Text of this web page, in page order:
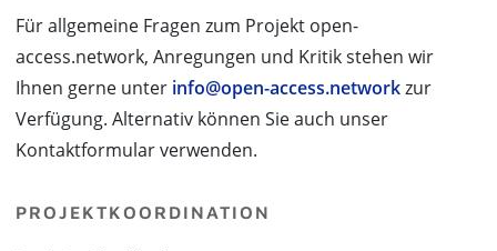
Für allgemeine Fragen zum Projekt open-
access.network, Anregungen und Kritik stehen wir
Ihnen gerne unter info@open-access.networkzur
Verfügung. Alternativ können Sie auch unser
Kontaktformular verwenden.
PROJEKTKOORDINATION